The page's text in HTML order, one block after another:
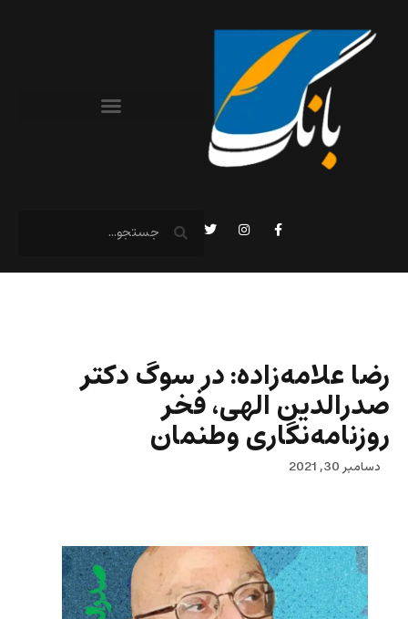
رضا علامه‌زاده: در سوگ دکتر
صدرالدین الهی، فخر
روزنامه‌نگاری وطنمان
دسامبر 30, 2021